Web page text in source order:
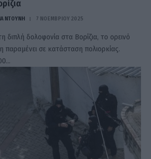
ΝΤΟΎΝΗ 7 ΝΟΕΜΒΡΊΟΥ 2025
διπλή δολοφονία στα Βορίζια, το ορεινό
παραμένει σε κατάσταση πολιορκίας.